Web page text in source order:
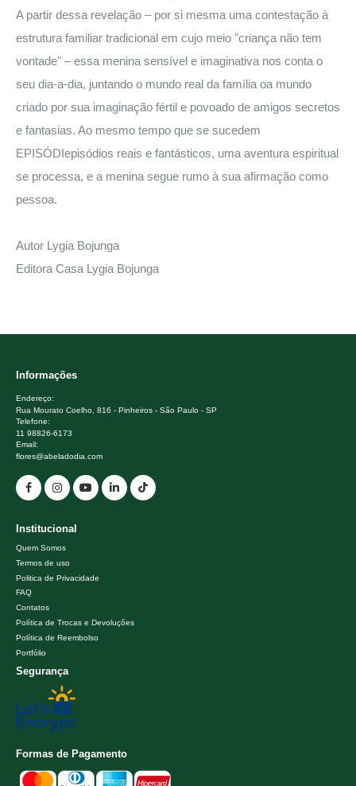
A partir dessa revelação – por si mesma uma contestação à
estrutura familiar tradicional em cujo meio "criança não tem
vontade" – essa menina sensível e imaginativa nos conta o
seu dia-a-dia, juntando o mundo real da família oa mundo
criado por sua imaginação fértil e povoado de amigos secretos
e fantasias. Ao mesmo tempo que se sucedem
EPISÓDIepisódios reais e fantásticos, uma aventura espiritual
se processa, e a menina segue rumo à sua afirmação como
pessoa.
Autor Lygia Bojunga
Editora Casa Lygia Bojunga
Informações
Endereço:
Rua Mourato Coelho, 816 - Pinheiros - São Paulo - SP
Telefone:
11 98826-6173
Email:
flores@abeladodia.com
Institucional
Quem Somos
Termos de uso
Politica de Privacidade
FAQ
Contatos
Política de Trocas e Devoluções
Política de Reembolso
Portfólio
Segurança
Formas de Pagamento